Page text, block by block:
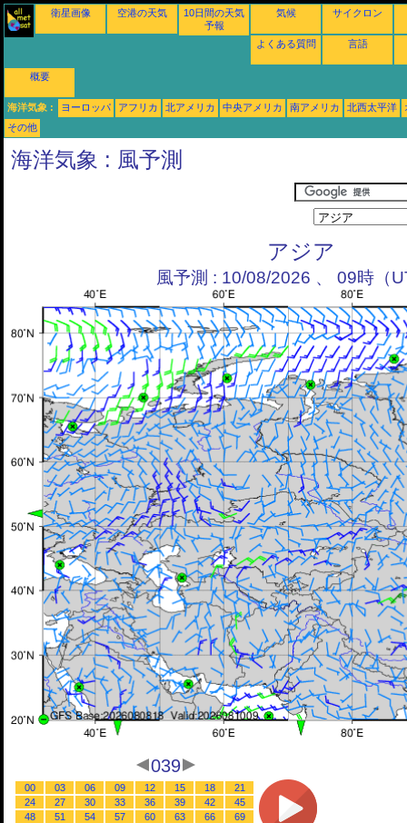
衛星画像 空港の天気
10日間の天気
予報
気候 サイクロン
よくある質問 言語
概要
海洋気象 : ヨーロッパ アフリカ 北アメリカ 中央アメリカ 南アメリカ 北西太平洋
その他
海洋気象 : 風予測
アジア
風予測 : 10/08/2026 、 09時（
039
00 03 06 09 12 15 18
21
24
27 30 33 36 39 42
45
48
51 54 57 60 63 66
69